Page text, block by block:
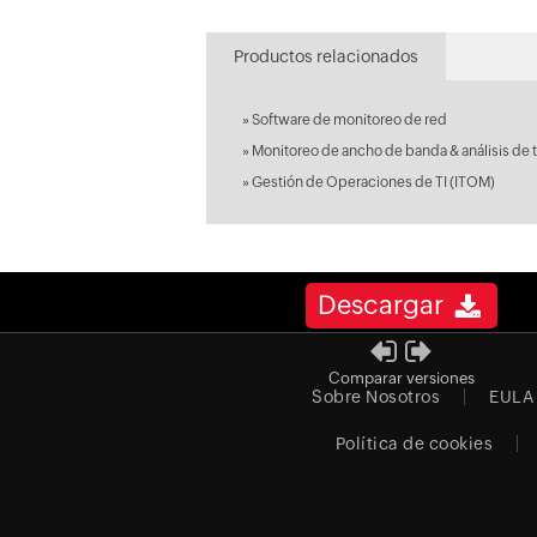
Productos relacionados
» Software de monitoreo de red
» Monitoreo de ancho de banda & análisis de
» Gestión de Operaciones de TI (ITOM)
Descargar
Comparar versiones
Sobre Nosotros EULA
Política de cookies